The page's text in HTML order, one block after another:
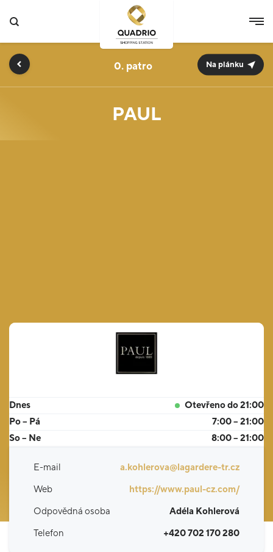
PAUL
0. Na plánku
Dnes
Otevřeno do 21:00
Po – Pá
7:00 – 21:00
So – Ne
8:00 – 21:00
E-mail
a.kohlerova@lagardere-tr.cz
Web
https://www.paul-cz.com/
Odpovědná osoba
Adéla Kohlerová
Telefon
+420 702 170 280